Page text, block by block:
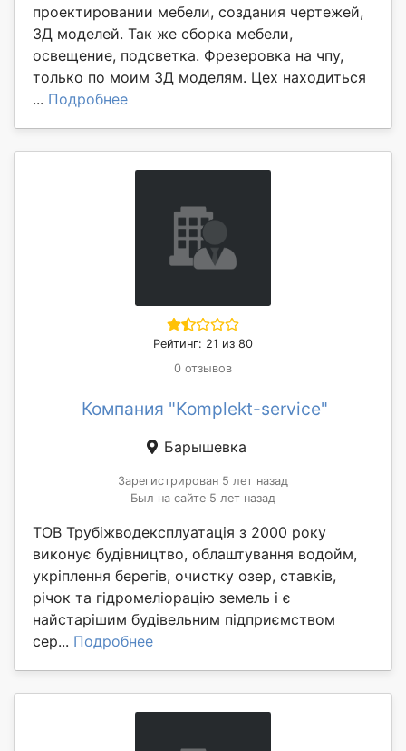
проектировании мебели, создания чертежей,
3Д моделей. Так же сборка мебели,
освещение, подсветка. Фрезеровка на чпу,
только по моим 3Д моделям. Цех находиться
... Подробнее
Рейтинг: 21 из 80
0 отзывов
Компания "Komplekt-service"
Барышевка
Зарегистрирован 5 лет назад
Был на сайте 5 лет назад
ТОВ Трубіжводексплуатація з 2000 року
виконує будівництво, облаштування водойм,
укріплення берегів, очистку озер, ставків,
річок та гідромеліорацію земель і є
найстарішим будівельним підприємством
сер... Подробнее